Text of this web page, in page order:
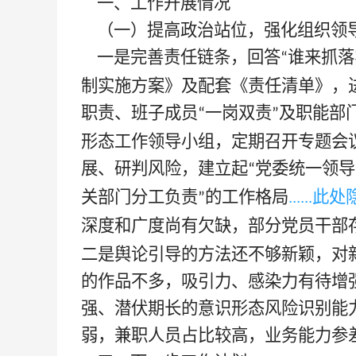
（一）提高政治站位，强化组织
一是完善责任链条，回答“谁来抓
制实施方案》及配套《责任清单》
职责、班子成员“一岗双责”及职能部
形态工作领导小组，定期召开专题
展、研判风险，建立起“党委统一领
关部门分工负责”的工作格局......此处
深度和广度尚有欠缺，部分党员干部
二是舆论引导的方法还不够新颖，
的作品不多，吸引力、感染力有待
强、潜伏期长的意识形态风险识别
弱，兼职人员占比较高，业务能力参